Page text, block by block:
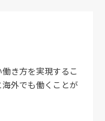
き方を実現するこ
外でも働くことが